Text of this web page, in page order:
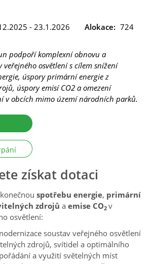
- 23.1.2026 Alokace: 724
podpoří komplexní obnovu a
veřejného osvětlení s cílem snížení
úspory primární energie z
úspory emisí CO2 a omezení
v obcích mimo území národních parků.
získat dotaci
konečnou spotřebu energie, primární
zdrojů a emise CO2 v
osvětlení:
soustav veřejného osvětlení
zdrojů, svítidel a optimálního
a využití světelných míst